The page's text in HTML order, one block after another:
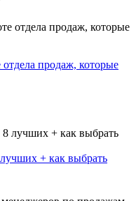
продаж, которые
+ как выбрать